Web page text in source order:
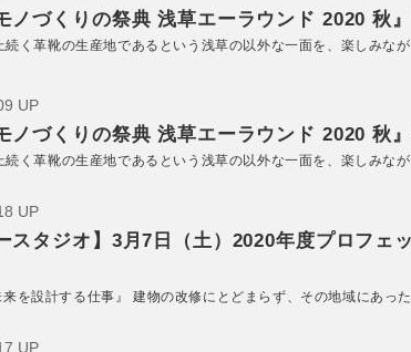
ノづくりの祭典 浅草エーラウンド 2020 秋
続く革靴の生産地であるという浅草の以外な一面を、楽しみなが
UP
ノづくりの祭典 浅草エーラウンド 2020 秋
続く革靴の生産地であるという浅草の以外な一面を、楽しみなが
UP
スタジオ】3月7日（土）2020年度プロフェ
来を設計する仕事』 建物の改修にとどまらず、その地域にあっ
UP